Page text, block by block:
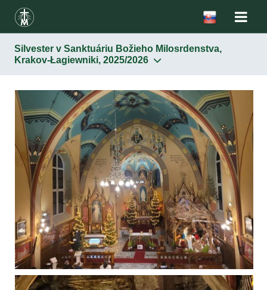
Silvester v Sanktuáriu Božieho Milosrdenstva,
Krakov-Łagiewniki, 2025/2026